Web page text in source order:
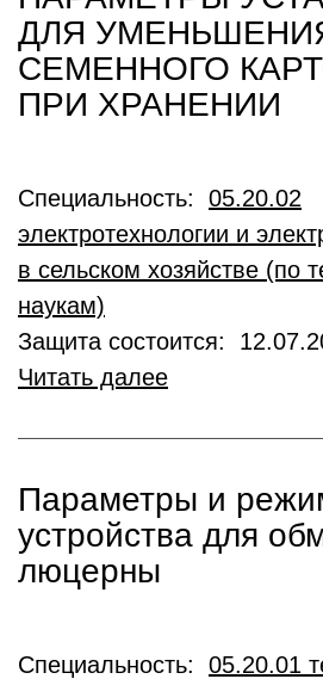
ДЛЯ
СЕМЕННОГО
ПРИ ХРАНЕНИИ
Специальность: 05.20.02
электротехнологии и
в сельском хозяйстве (по
наукам)
Защита состоится:
Читать далее
Параметры и
устройства для
люцерны
Специальность: 05.20.01